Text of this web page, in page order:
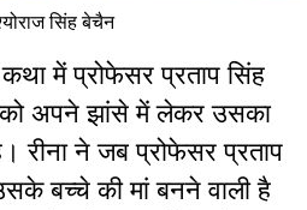
सिंह बेचैन
कथा में प्रोफेसर प्रताप सिंह
को अपने झांसे में लेकर उसका
रीना ने जब प्रोफेसर प्रताप
बच्चे की मां बनने वाली है